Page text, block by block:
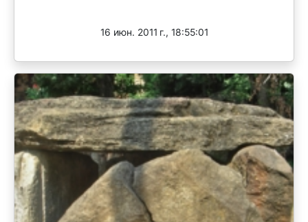
16 июн. 2011 г., 18:55:01